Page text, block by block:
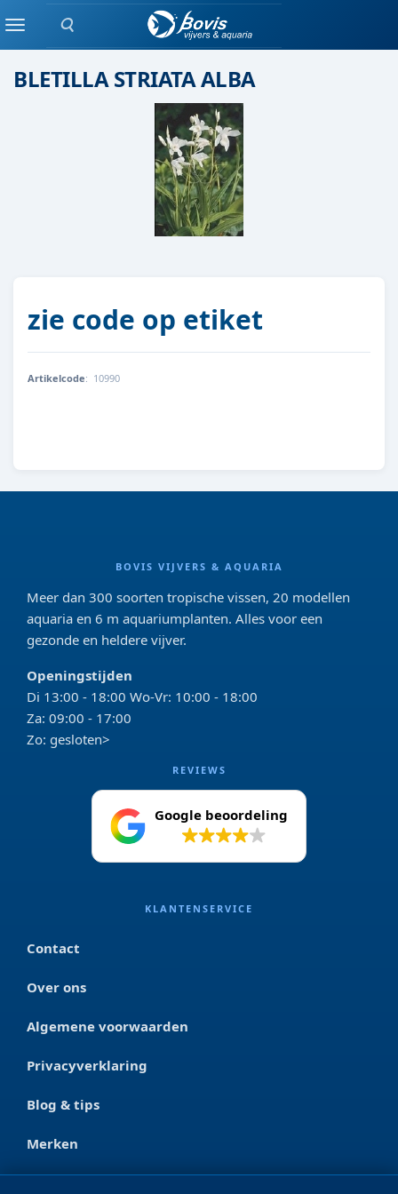
Zoeken
Menumoeras/waterplanten
BLETILLA STRIATA ALBA
zie code op etiket
Artikelcode: 10990
BOVIS VIJVERS & AQUARIA
Meer dan 300 soorten tropische vissen, 20 modellen
aquaria en 6 m aquariumplanten. Alles voor een
gezonde en heldere vijver.
Openingstijden
Di 13:00 - 18:00 Wo-Vr: 10:00 - 18:00
Za: 09:00 - 17:00
Zo: gesloten>
REVIEWS
Google beoordeling
KLANTENSERVICE
Contact
Over ons
Algemene voorwaarden
Privacyverklaring
Blog & tips
Merken